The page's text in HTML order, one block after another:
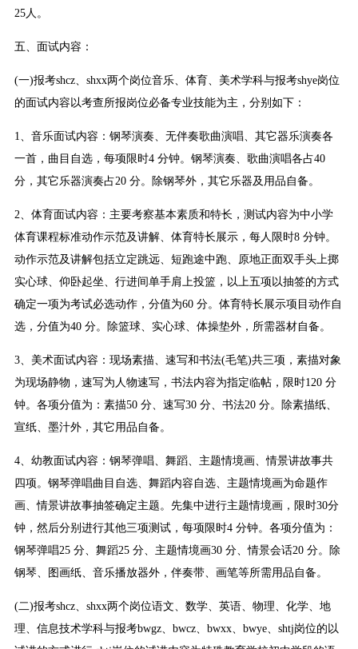
25人。
五、面试内容：
(一)报考shcz、shxx两个岗位音乐、体育、美术学科与报考shye岗位
的面试内容以考查所报岗位必备专业技能为主，分别如下：
1、音乐面试内容：钢琴演奏、无伴奏歌曲演唱、其它器乐演奏各
一首，曲目自选，每项限时4 分钟。钢琴演奏、歌曲演唱各占40
分，其它乐器演奏占20 分。除钢琴外，其它乐器及用品自备。
2、体育面试内容：主要考察基本素质和特长，测试内容为中小学
体育课程标准动作示范及讲解、体育特长展示，每人限时8 分钟。
动作示范及讲解包括立定跳远、短跑途中跑、原地正面双手头上掷
实心球、仰卧起坐、行进间单手肩上投篮，以上五项以抽签的方式
确定一项为考试必选动作，分值为60 分。体育特长展示项目动作自
选，分值为40 分。除篮球、实心球、体操垫外，所需器材自备。
3、美术面试内容：现场素描、速写和书法(毛笔)共三项，素描对象
为现场静物，速写为人物速写，书法内容为指定临帖，限时120 分
钟。各项分值为：素描50 分、速写30 分、书法20 分。除素描纸、
宣纸、墨汁外，其它用品自备。
4、幼教面试内容：钢琴弹唱、舞蹈、主题情境画、情景讲故事共
四项。钢琴弹唱曲目自选、舞蹈内容自选、主题情境画为命题作
画、情景讲故事抽签确定主题。先集中进行主题情境画，限时30分
钟，然后分别进行其他三项测试，每项限时4 分钟。各项分值为：
钢琴弹唱25 分、舞蹈25 分、主题情境画30 分、情景会话20 分。除
钢琴、图画纸、音乐播放器外，伴奏带、画笔等所需用品自备。
(二)报考shcz、shxx两个岗位语文、数学、英语、物理、化学、地
理、信息技术学科与报考bwgz、bwcz、bwxx、bwye、shtj岗位的以